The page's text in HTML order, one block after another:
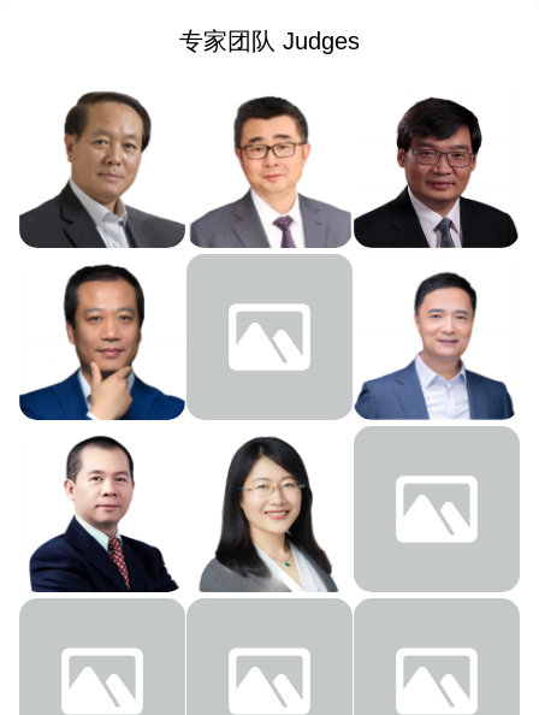
专家团队 Judges
梅萌
中关村产业技术联盟联合
会理事长
清华大学教授、清华科技
园创始人
清华幸福科技实验室共同
主席
李志强
中关村产业技术联盟联合
会理事长
清华大学教授、原清华科
技园党委书记、管委会主
张金生
启迪控股执行总裁 启迪之
星董事长
徐勇
AC加速器（天使成长基
金）创始人
南立新
创业邦创始人兼CEO
李竹
英诺天使基金创始合伙人
陈洪武
国科嘉和基金执行合伙人
郑玉芬
约印医疗基金创始人、董
事长
刘燕
盛景网联CEO、盛景嘉成
联合创始合伙人
张志勇
元航资本合伙人
夏朝阳
常见投资创始人
陶宁
创新工场总裁、合伙人